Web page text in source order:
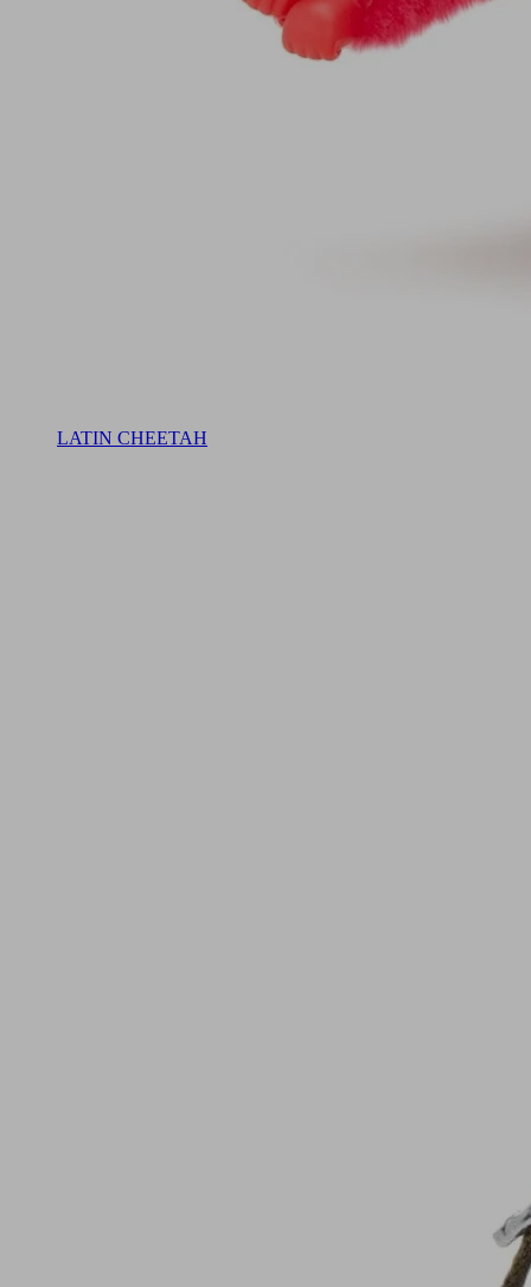
LATIN CHEETAH